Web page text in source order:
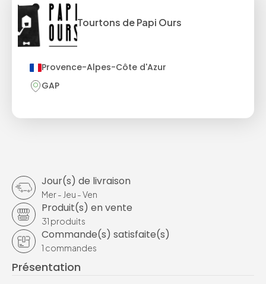
Jour(s) de livraison
Mer- Jeu -Ven
Produit(s) en vente
31 produits
Commande(s) satisfaite(s)
1 commandes
Tourtons de Papi Ours
Provence-Alpes-Côte d'Azur
GAP
Présentation